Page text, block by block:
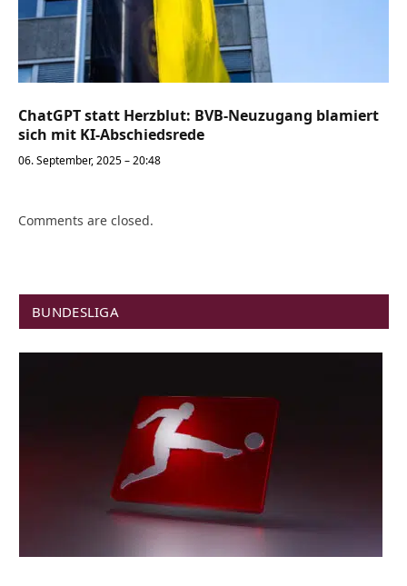
ChatGPT statt Herzblut: BVB-Neuzugang blamiert
sich mit KI-Abschiedsrede
06. September, 2025 – 20:48
Comments are closed.
BUNDESLIGA